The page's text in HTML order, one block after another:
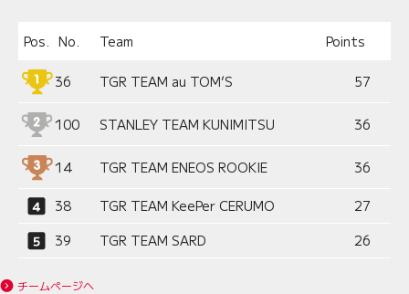
Pos. No. Team Points
36 TGR TEAM au TOM’S 57
100 STANLEY TEAM KUNIMITSU 36
14 TGR TEAM ENEOS ROOKIE 36
38 TGR TEAM KeePer CERUMO
27
39
TGR TEAM SARD 26
チームページへ